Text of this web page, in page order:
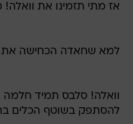
אז מתי תזמינו את
למא שחאדה הכחישה את
וואלה! סלבס תמיד
להסתפק בשוטף הכלים